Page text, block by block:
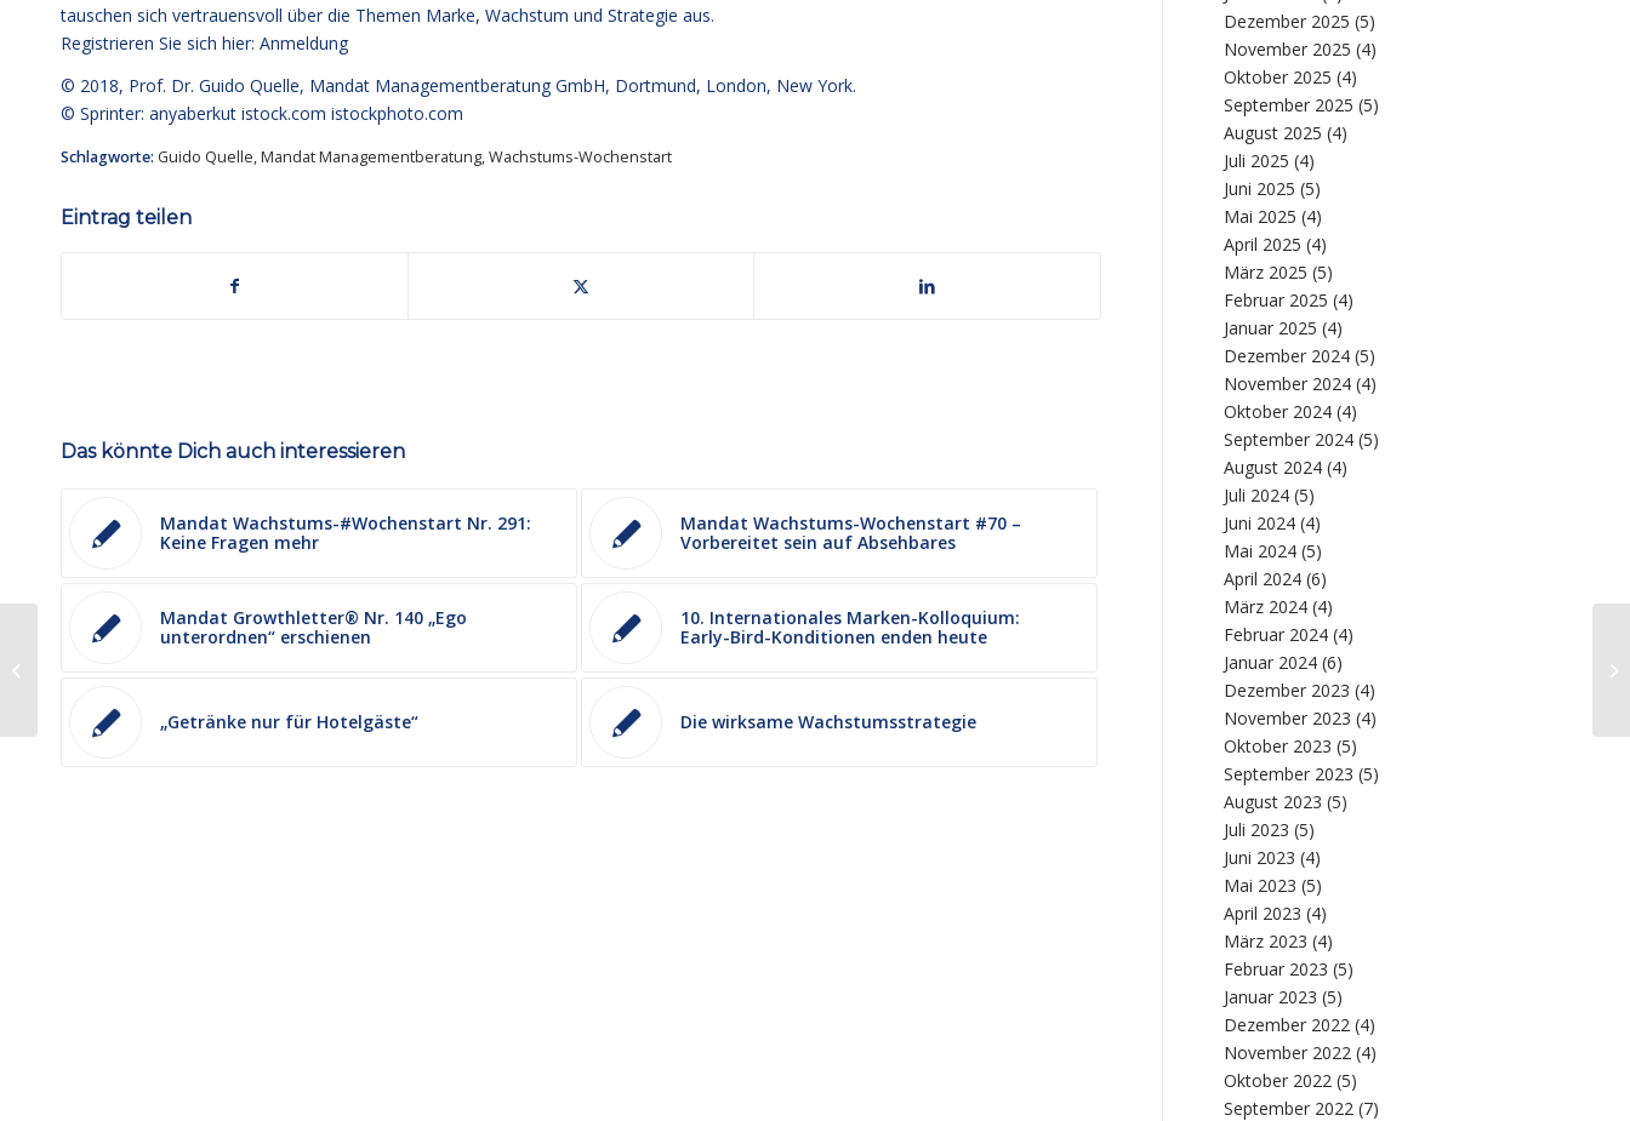
tauschen sich vertrauensvoll über die Themen Marke, Wachstum und Strategie aus.
Registrieren Sie sich hier: Anmeldung
© 2018, Prof. Dr. Guido Quelle, Mandat Managementberatung GmbH, Dortmund, London, New York.
© Sprinter: anyaberkut istock.com istockphoto.com
Schlagworte: Guido Quelle,Mandat Managementberatung,Wachstums-Wochenstart
Eintrag teilen
Das könnte Dich auch interessieren
Mandat Wachstums-#Wochenstart Nr. 291:
Keine Fragen mehr
Mandat Wachstums-Wochenstart #70 –
Vorbereitet sein auf Absehbares
Mandat Growthletter® Nr. 140 „Ego
unterordnen“ erschienen
10. Internationales Marken-Kolloquium:
Early-Bird-Konditionen enden heute
„Getränke nur für Hotelgäste“ Die wirksame Wachstumsstrategie
Dezember 2025 (5)
November 2025 (4)
Oktober 2025 (4)
September 2025 (5)
August 2025 (4)
Juli 2025 (4)
Juni 2025 (5)
Mai 2025 (4)
April 2025 (4)
März 2025 (5)
Februar 2025 (4)
Januar 2025 (4)
Dezember 2024 (5)
November 2024 (4)
Oktober 2024 (4)
September 2024 (5)
August 2024 (4)
Juli 2024 (5)
Juni 2024 (4)
Mai 2024 (5)
April 2024 (6)
März 2024 (4)
Februar 2024 (4)
Januar 2024 (6)
Dezember 2023 (4)
November 2023 (4)
Oktober 2023 (5)
September 2023 (5)
August 2023 (5)
Juli 2023 (5)
Juni 2023 (4)
Mai 2023 (5)
April 2023 (4)
März 2023 (4)
Februar 2023 (5)
Januar 2023 (5)
Dezember 2022 (4)
November 2022 (4)
Oktober 2022 (5)
September 2022 (7)